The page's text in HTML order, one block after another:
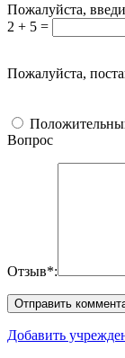
Пожалуйста,
2 + 5 =
Пожалуйста,
Вопрос
Отзыв*:
Добавить